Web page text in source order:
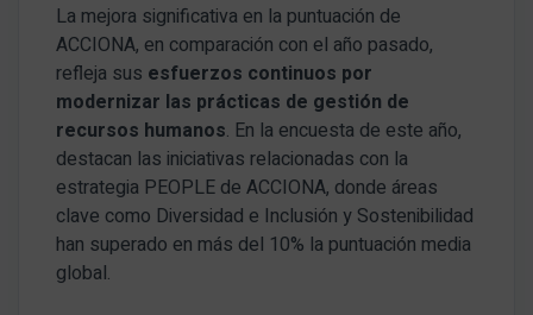
La mejora significativa en la puntuación de
ACCIONA, en comparación con el año pasado,
refleja sus esfuerzos continuos por
modernizar las prácticas de gestión de
recursos humanos. En la encuesta de este año,
destacan las iniciativas relacionadas con la
estrategia PEOPLE de ACCIONA, donde áreas
clave como Diversidad e Inclusión y Sostenibilidad
han superado en más del 10% la puntuación media
global.